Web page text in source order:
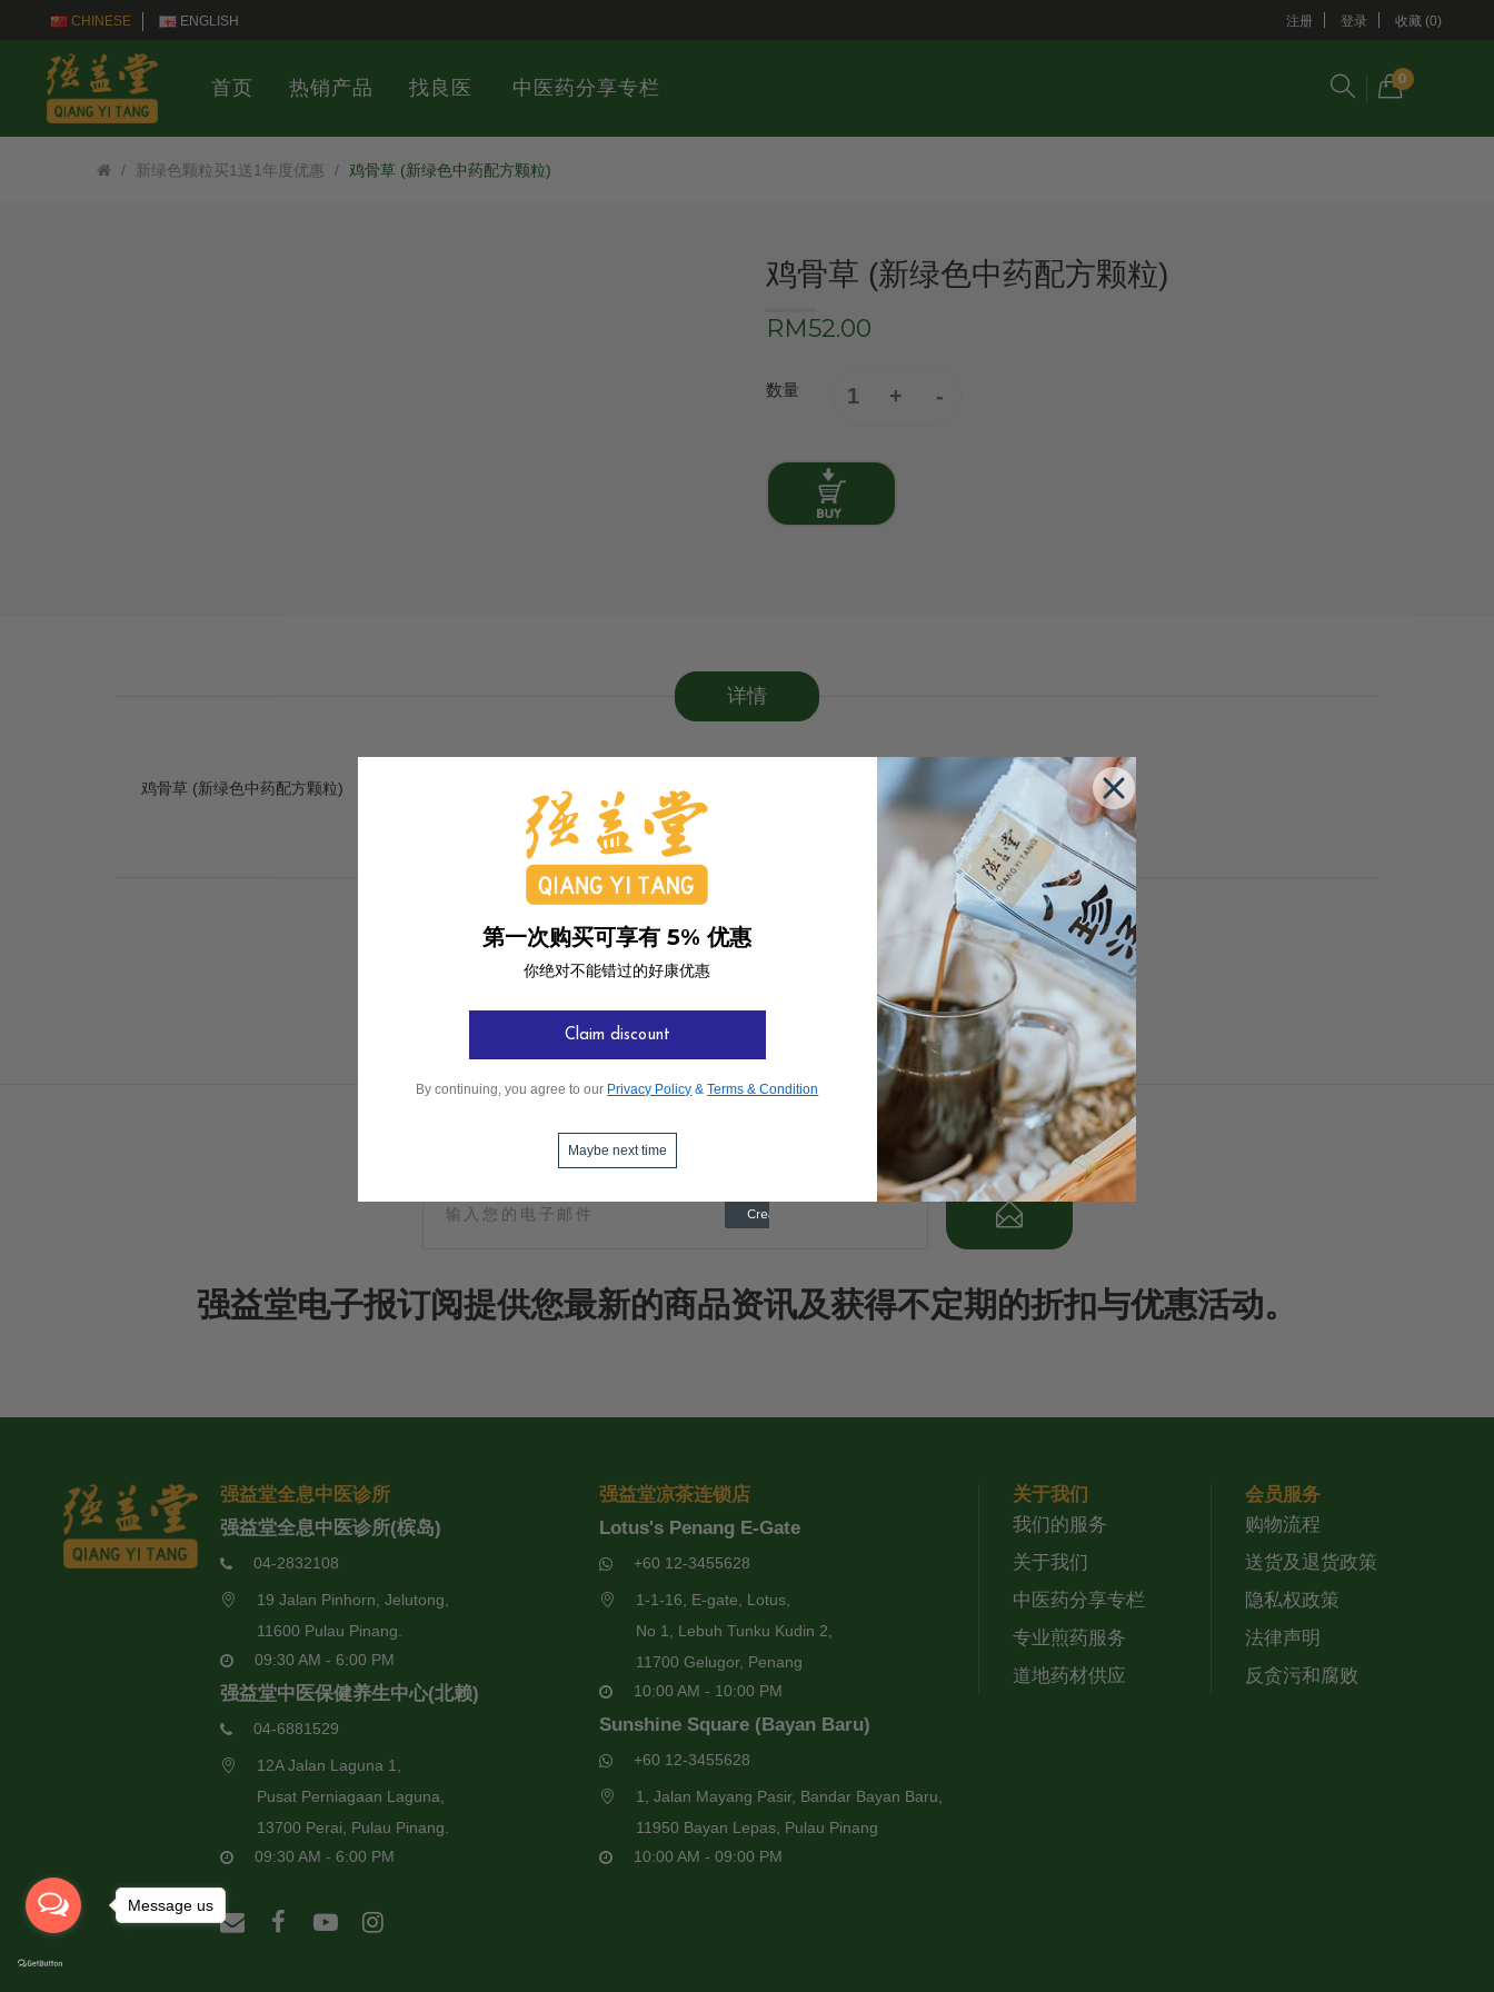
CHINESE ENGLISH 注册 登录 收藏 (0)
0
首页 热销产品 找良医 中医药分享专栏
新绿色颗粒买1送1年度优惠 鸡骨草 (新绿色中药配方颗粒)
鸡骨草 (新绿色中药配方颗粒)
RM52.00
数量
详情
鸡骨草 (新绿色中药配方颗粒)
强益堂电子报订阅提供您最新的商品资讯及获得不定期的折扣与优惠活动。
强益堂全息中医诊所
强益堂全息中医诊所(槟岛)
04-2832108
19 Jalan Pinhorn, Jelutong,
11600 Pulau Pinang.
09:30 AM - 6:00 PM
强益堂中医保健养生中心(北赖)
04-6881529
12A Jalan Laguna 1,
Pusat Perniagaan Laguna,
13700 Perai, Pulau Pinang.
09:30 AM - 6:00 PM
强益堂凉茶连锁店
Lotus's Penang E-Gate
+60 12-3455628
1-1-16, E-gate, Lotus,
No 1, Lebuh Tunku Kudin 2,
11700 Gelugor, Penang
10:00 AM - 10:00 PM
Sunshine Square (Bayan Baru)
+60 12-3455628
1, Jalan Mayang Pasir, Bandar Bayan Baru,
11950 Bayan Lepas, Pulau Pinang
10:00 AM - 09:00 PM
关于我们
我们的服务
关于我们
中医药分享专栏
专业煎药服务
道地药材供应
会员服务
购物流程
送货及退货政策
隐私权政策
法律声明
反贪污和腐败
Message us
第一次购买可享有 5% 优惠
你绝对不能错过的好康优惠
Claim discount
By continuing, you agree to our Privacy Policy &Terms & Condition
Maybe next time